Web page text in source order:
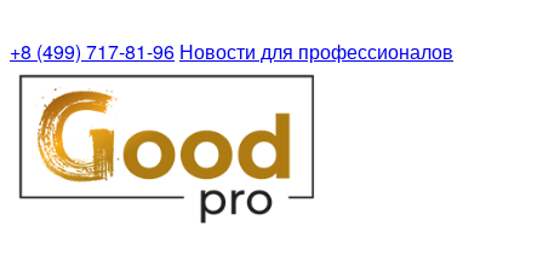
+8 (499) 717-81-96 Новости для профессионалов